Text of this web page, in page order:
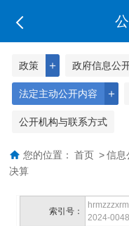
＋
政策 政府信息公
＋
法定主动公开内容
公开机构与联系方式
您的位置： 首页 > 信息
决算
索引号：
2024-